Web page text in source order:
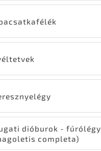
dióburok - fúrólégy
completa)